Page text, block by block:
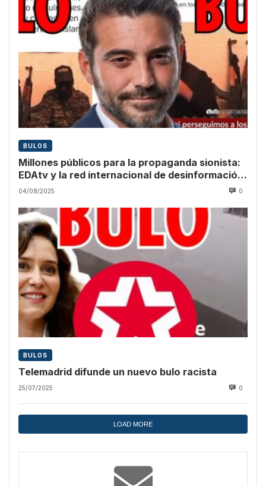
BULOS
Millones públicos para la propaganda sionista:
EDAtv y la red internacional de desinformación
sobre Gaza
04/08/2025 0
BULOS
Telemadrid difunde un nuevo bulo racista
25/07/2025 0
LOAD MORE